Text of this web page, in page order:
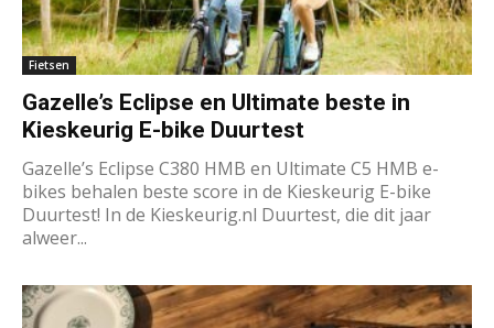
Fietsen
Gazelle’s Eclipse en Ultimate beste in
Kieskeurig E-bike Duurtest
Gazelle’s Eclipse C380 HMB en Ultimate C5 HMB e-
bikes behalen beste score in de Kieskeurig E-bike
Duurtest! In de Kieskeurig.nl Duurtest, die dit jaar
alweer...